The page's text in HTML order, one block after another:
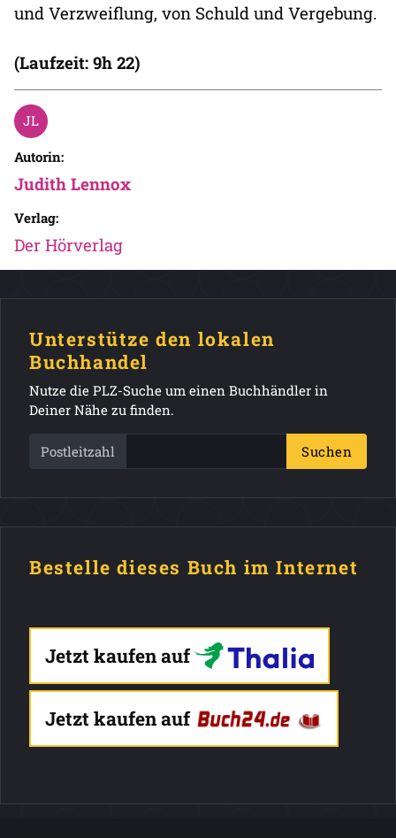
und Verzweiflung, von Schuld und Vergebung.
(Laufzeit: 9h 22)
Autorin:
Judith Lennox
Verlag:
Der Hörverlag
Unterstütze den lokalen
Buchhandel
Nutze die PLZ-Suche um einen Buchhändler in
Deiner Nähe zu finden.
Postleitzahl Suchen
Bestelle dieses Buch im Internet
Jetzt kaufen auf
Jetzt kaufen auf